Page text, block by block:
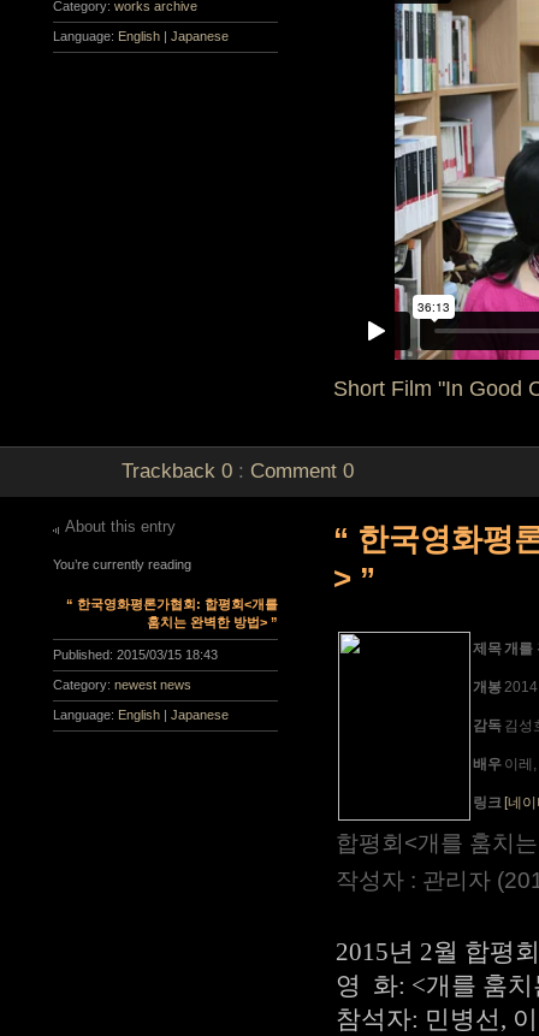
Short Film "In Good
Category: works archive
Language: English |Japanese
Trackback 0 : Comment0
“ 한국영화평
> ”
제목 개를
개봉
감독 김성
배우 이레
링크 [네
합평회<개를 훔치
작성자 : 관리자
2015년 2월 합평
영 화: <개를 훔
참석자: 민병선,
About this entry
You’re currently reading
“ 한국영화평론가협회: 합평회<개를
훔치는 완벽한 방법> ”
Published: 2015/03/15 18:43
Category: newest news
Language: English |Japanese